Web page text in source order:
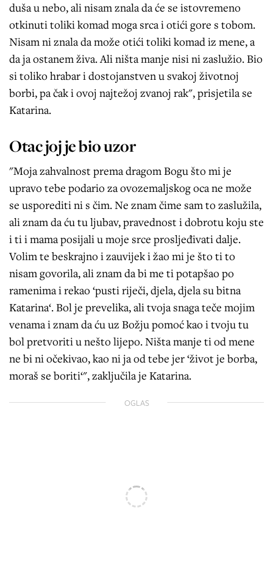
duša u nebo, ali nisam znala da će se istovremeno
otkinuti toliki komad moga srca i otići gore s tobom.
Nisam ni znala da može otići toliki komad iz mene, a
da ja ostanem živa. Ali ništa manje nisi ni zaslužio. Bio
si toliko hrabar i dostojanstven u svakoj životnoj
borbi, pa čak i ovoj najtežoj zvanoj rak", prisjetila se
Katarina.
Otac joj je bio uzor
"Moja zahvalnost prema dragom Bogu što mi je
upravo tebe podario za ovozemaljskog oca ne može
se usporediti ni s čim. Ne znam čime sam to zaslužila,
ali znam da ću tu ljubav, pravednost i dobrotu koju ste
i ti i mama posijali u moje srce prosljeđivati dalje.
Volim te beskrajno i zauvijek i žao mi je što ti to
nisam govorila, ali znam da bi me ti potapšao po
ramenima i rekao ‘pusti riječi, djela, djela su bitna
Katarina‘. Bol je prevelika, ali tvoja snaga teče mojim
venama i znam da ću uz Božju pomoć kao i tvoju tu
bol pretvoriti u nešto lijepo. Ništa manje ti od mene
ne bi ni očekivao, kao ni ja od tebe jer ‘život je borba,
moraš se boriti‘", zaključila je Katarina.
OGLAS